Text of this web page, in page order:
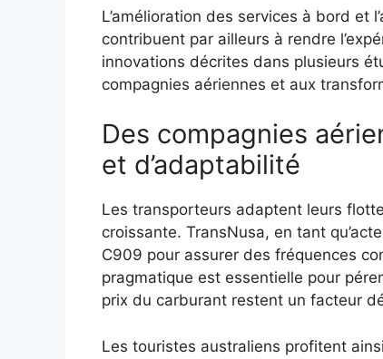
L’amélioration des services à bord et
contribuent par ailleurs à rendre
innovations décrites dans plusieurs
compagnies aériennes et aux
Des compagnies
et d’adaptabilité
Les transporteurs adaptent leurs
croissante. TransNusa, en tant
C909 pour assurer des fréquences
pragmatique est essentielle pour
prix du carburant restent un facteur
Les touristes australiens profitent